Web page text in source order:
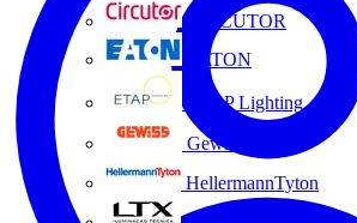
CIRCUTOR
EATON
ETAP Lighting
Gewiss
HellermannTyton